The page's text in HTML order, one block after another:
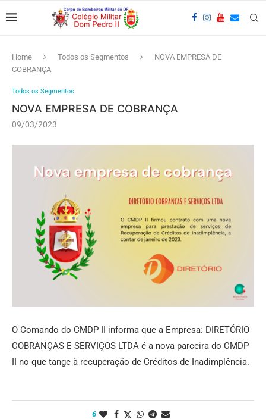
Home Todos os Segmentos
NOVA EMPRESA DE
COBRANÇA
Todos os Segmentos
NOVA EMPRESA DE COBRANÇA
09/03/2023
O Comando do CMDP II informa que a Empresa: DIRETÓRIO
COBRANÇAS E SERVIÇOS LTDA é a nova parceira do CMDP
II no que tange à recuperação de Créditos de Inadimplência.
6